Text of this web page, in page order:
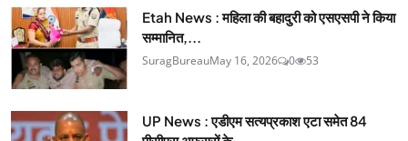
Etah News : महिला की बहादुरी को एसएसपी ने किया
सम्मानित,...
SuragBureauMay 16, 2026 0 53
UP News : एडीएम सत्यप्रकाश एटा समेत 84